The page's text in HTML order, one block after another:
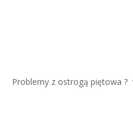
Problemy z ostrogą piętowa ?